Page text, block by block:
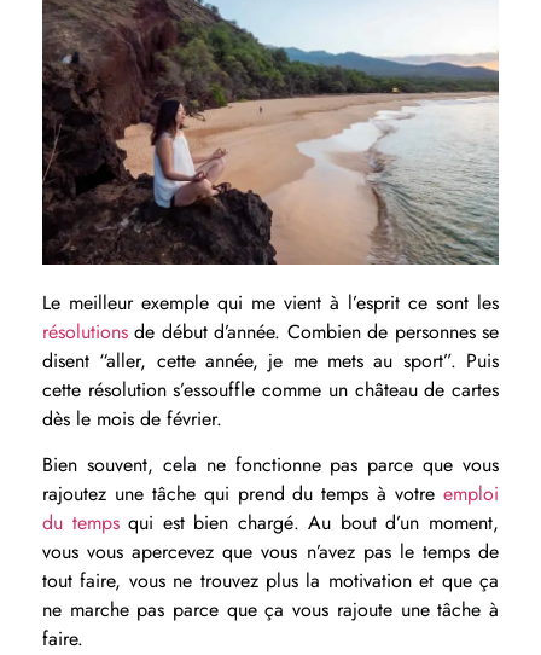
Le meilleur exemple qui me vient à l’esprit ce sont les
résolutions de début d’année. Combien de personnes se
disent “aller, cette année, je me mets au sport”. Puis
cette résolution s’essouffle comme un château de cartes
dès le mois de février.
Bien souvent, cela ne fonctionne pas parce que vous
rajoutez une tâche qui prend du temps à votre emploi
du tempsqui est bien chargé. Au bout d’un moment,
vous vous apercevez que vous n’avez pas le temps de
tout faire, vous ne trouvez plus la motivation et que ça
ne marche pas parce que ça vous rajoute une tâche à
faire.